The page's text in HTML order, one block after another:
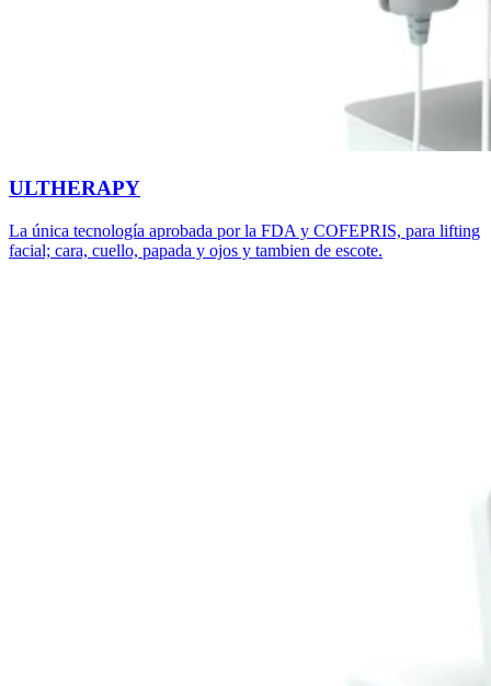
ULTHERAPY
La única tecnología aprobada por la FDA y COFEPRIS, para lifting
facial; cara, cuello, papada y ojos y tambien de escote.